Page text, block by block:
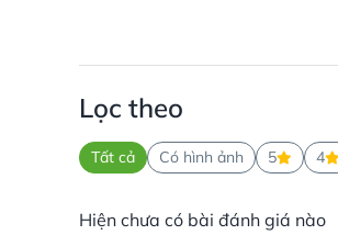
Lọc theo
Tất cả Có hình ảnh 5 4
Hiện chưa có bài đánh giá nào